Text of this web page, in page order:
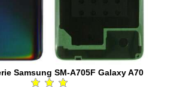
Samsung SM-A705F Galaxy A70